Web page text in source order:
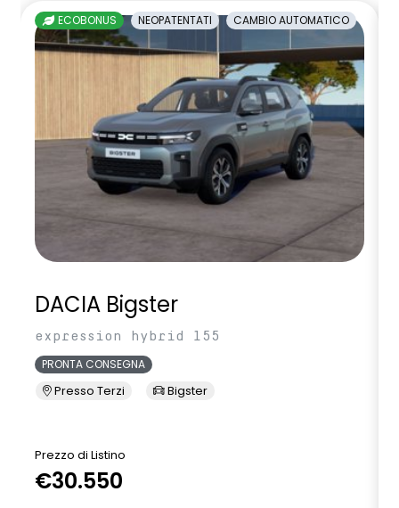
ECOBONUS NEOPATENTATI CAMBIO AUTOMATICO
DACIA Bigster
expression hybrid 155
PRONTA CONSEGNA
Presso Terzi Bigster
Prezzo di Listino
€30.550